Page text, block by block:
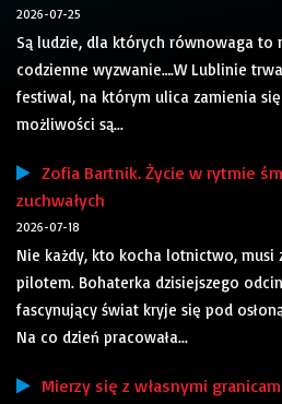
2026-07-25
Są ludzie, dla których równowaga to
codzienne wyzwanie….W Lublinie
festiwal, na którym ulica zamienia
możliwości są...
Zofia Bartnik. Życie w rytmie
zuchwałych
2026-07-18
Nie każdy, kto kocha lotnictwo, musi
pilotem. Bohaterka dzisiejszego
fascynujący świat kryje się pod
Na co dzień pracowała...
Mierzy się z własnymi